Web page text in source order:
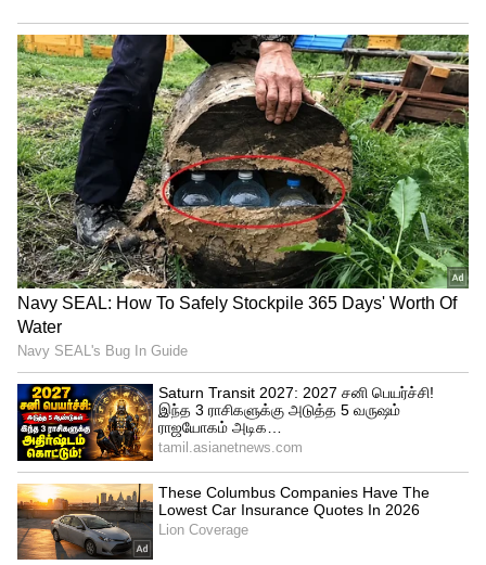
அடுத்த 48 மணி நேரத்திற்கு வானம் ஓரளவு
மேகமூட்டத்துடன் காணப்படும். நகரின்
ஒருசில பகுதிகளில் இடி மின்னலுடன் கூடிய
லேசானது முதல் மிதமான மழை பெய்ய
வாய்ப்புள்ளது. அதிகபட்ச வெப்பநிலை 35-
36° செல்சியஸை ஓட்டியும், குறைந்தபட்ச
வெப்பநிலை 28-29°செல்சியஸை ஒட்டியும்
இருக்கக்கூடும்.
மீனவர்களுக்கான எச்சரிக்கை:
TNPL தொடரில் கோவை கிங்ஸ்
அதிரடி வெற்றி: சேலம்
ஸ்பார்ட்டன்ஸை வீழ்த்தி கெத்து
காட்டுமா கோவை!